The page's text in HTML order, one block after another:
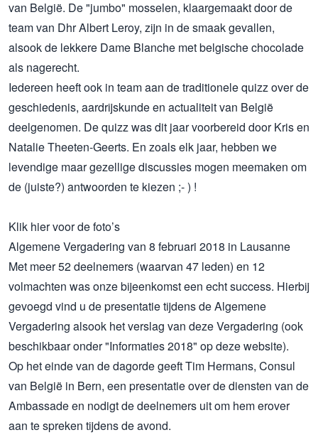
van België. De "jumbo" mosselen, klaargemaakt door de
team van Dhr Albert Leroy, zijn in de smaak gevallen,
alsook de lekkere Dame Blanche met belgische chocolade
als nagerecht.
Iedereen heeft ook in team aan de traditionele quizz over de
geschiedenis, aardrijskunde en actualiteit van België
deelgenomen. De quizz was dit jaar voorbereid door Kris en
Natalie Theeten-Geerts. En zoals elk jaar, hebben we
levendige maar gezellige discussies mogen meemaken om
de (juiste?) antwoorden te kiezen ;- ) !
Klik hiervoor de foto’s
Algemene Vergadering van 8 februari 2018 in Lausanne
Met meer 52 deelnemers (waarvan 47 leden) en 12
volmachten was onze bijeenkomst een echt success. Hierbij
gevoegd vind u de presentatie tijdens de Algemene
Vergadering alsook hetverslag van deze Vergadering (ook
beschikbaar onder "Informaties 2018" op deze website).
Op het einde van de dagorde geeft Tim Hermans, Consul
van België in Bern, een presentatie over de diensten van de
Ambassade en nodigt de deelnemers uit om hem erover
aan te spreken tijdens de avond.